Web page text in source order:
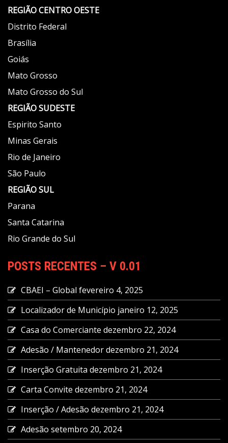
REGIÃOCENTRO OESTE
Distrito Federal
Brasília
Goiás
Mato Grosso
Mato Grosso do Sul
REGIÃOSUDESTE
Espirito Santo
Minas Gerais
Rio de Janeiro
São Paulo
REGIÃOSUL
Parana
Santa Catarina
Rio Grande do Sul
POSTS RECENTES – V 0.01
CBAEI – Global fevereiro 4, 2025
Localizador de Município janeiro 12, 2025
Casa do Comerciante dezembro 22, 2024
Adesão / Mantenedordezembro 21, 2024
Inserção Gratuita dezembro 21, 2024
Carta Convite dezembro 21, 2024
Inserção / Adesão dezembro 21, 2024
Adesão setembro 20, 2024